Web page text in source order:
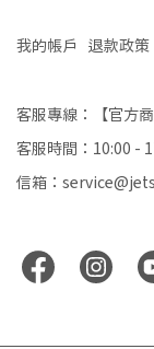
我的帳戶 退款政策
客服專線：【官方
客服時間：10:00 -
信箱：